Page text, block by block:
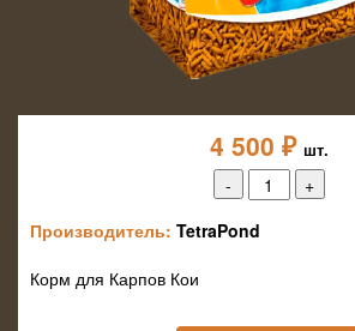
4 500 ₽ шт.
Производитель: TetraPond
Корм для Карпов Кои